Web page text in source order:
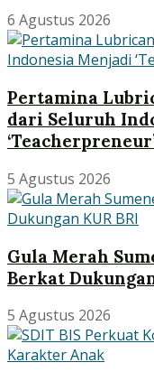
6 Agustus 2026
Pertamina
dari Seluruh
5 Agustus 2026
Gula Merah
Berkat
5 Agustus 2026